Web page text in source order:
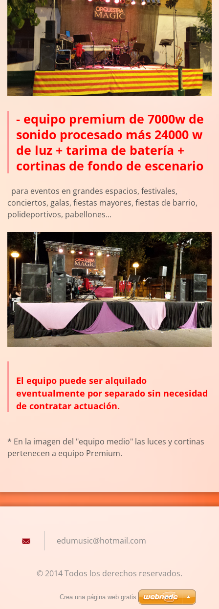
- equipo premium de 7000w de
sonido procesado más 24000 w
de luz + tarima de batería +
cortinas de fondo de escenario
para eventos en grandes espacios, festivales,
conciertos, galas, fiestas mayores, fiestas de barrio,
polideportivos, pabellones...
El equipo puede ser alquilado
eventualmente por separado sin necesidad
de contratar actuación.
* En la imagen del "equipo medio" las luces y cortinas
pertenecen a equipo Premium.
edumusic@hotmail.com
© 2014 Todos los derechos reservados.
Crea una página web gratis